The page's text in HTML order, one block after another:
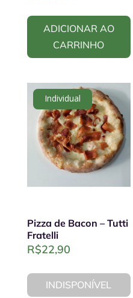
ADICIONAR AO
CARRINHO
Individual
Pizza de Bacon – Tutti
Fratelli
R$22,90
INDISPONÍVEL